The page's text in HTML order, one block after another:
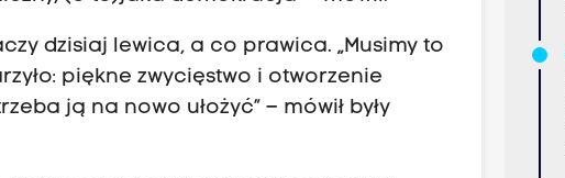
dzisiaj lewica, a co prawica. „Musimy to
piękne zwycięstwo i otworzenie
ją na nowo ułożyć” – mówił były